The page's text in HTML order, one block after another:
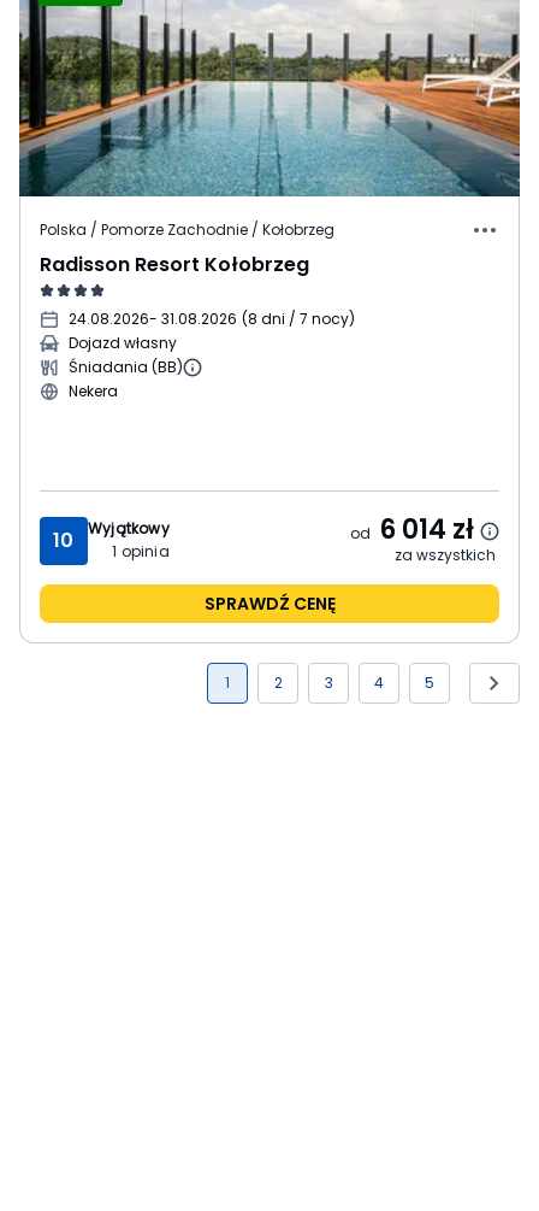
Polska / Pomorze Zachodnie / Kołobrzeg
Radisson Resort Kołobrzeg
24.08.2026- 31.08.2026 (8 dni / 7 nocy)
Dojazd własny
Śniadania (BB)
Nekera
10
Wyjątkowy
1 opinia
od 6 014 zł
za wszystkich
SPRAWDŹ CENĘ
1 2 3 4 5